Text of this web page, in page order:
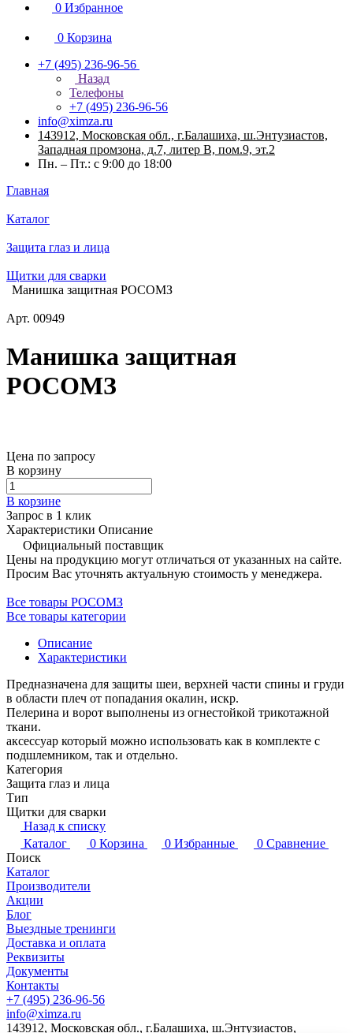
0 Избранное
0 Корзина
+7 (495) 236-96-56
Назад
Телефоны
+7 (495) 236-96-56
info@ximza.ru
143912, Московская обл., г.Балашиха, ш.Энтузиастов,
Западная промзона, д.7, литер В, пом.9, эт.2
Пн. – Пт.: с 9:00 до 18:00
Главная
Каталог
Защита глаз и лица
Щитки для сварки
Манишка защитная РОСОМЗ
Арт. 00949
Манишка защитная
РОСОМЗ
Цена по запросу
В корзину
В корзине
Запрос в 1 клик
Характеристики Описание
Официальный поставщик
Цены на продукцию могут отличаться от указанных на сайте.
Просим Вас уточнять актуальную стоимость у менеджера.
Все товары РОСОМЗ
Все товары категории
Описание
Характеристики
Предназначена для защиты шеи, верхней части спины и груди
в области плеч от попадания окалин, искр.
Пелерина и ворот выполнены из огнестойкой трикотажной
ткани.
аксессуар который можно использовать как в комплекте с
подшлемником, так и отдельно.
Категория
Защита глаз и лица
Тип
Щитки для сварки
Назад к списку
Каталог
0 Корзина 0 Избранные 0 Сравнение
Поиск
Каталог
Производители
Акции
Блог
Выездные тренинги
Доставка и оплата
Реквизиты
Документы
Контакты
+7 (495) 236-96-56
info@ximza.ru
143912, Московская обл., г.Балашиха, ш.Энтузиастов,